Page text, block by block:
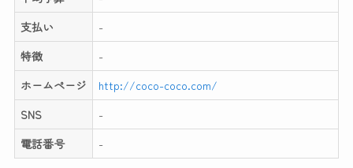
支払い
-
特徴
-
ホームページ
http://coco-coco.com/
SNS
-
電話番号
-